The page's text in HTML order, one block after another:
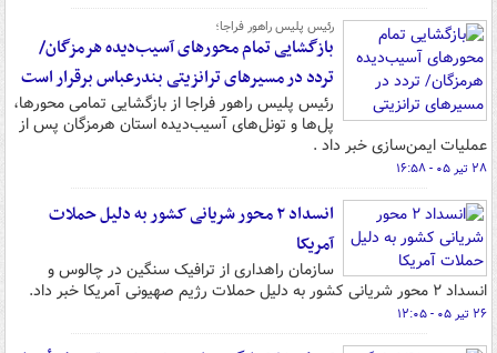
رئیس پلیس راهور فراجا؛
بازگشایی تمام محورهای آسیب‌دیده هرمزگان/
تردد در مسیرهای ترانزیتی بندرعباس برقرار است
رئیس پلیس راهور فراجا از بازگشایی تمامی محورها،
پل‌ها و تونل‌های آسیب‌دیده استان هرمزگان پس از
عملیات ایمن‌سازی خبر داد .
۲۸ تیر ۰۵ - ۱۶:۵۸
انسداد ۲ محور شریانی کشور به دلیل حملات
آمریکا
سازمان راهداری از ترافیک سنگین در چالوس و
انسداد ۲ محور شریانی کشور به دلیل حملات رژیم صهیونی آمریکا خبر داد.
۲۶ تیر ۰۵ - ۱۲:۰۵